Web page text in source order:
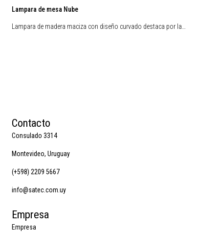
Lampara de mesa Nube
Lampara de madera maciza con diseño curvado destaca por la…
Contacto
Consulado 3314
Montevideo, Uruguay
(+598) 2209 5667
info@satec.com.uy
Empresa
Empresa